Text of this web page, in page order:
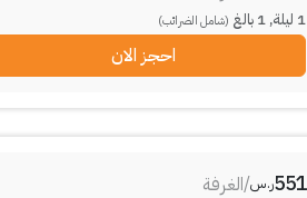
1 ليلة,
1 بالغ (شامل الضرائب)
احجز الان
551ر.س/الغرفة